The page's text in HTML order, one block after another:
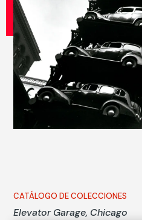
CATÁLOGO DE COLECCIONES
Elevator Garage, Chicago